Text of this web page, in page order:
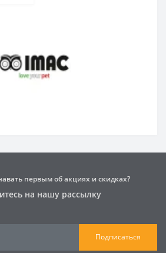
первым об акциях и скидках?
на нашу рассылку
Подписаться